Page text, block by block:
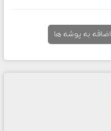
اضافه به پوشه ها